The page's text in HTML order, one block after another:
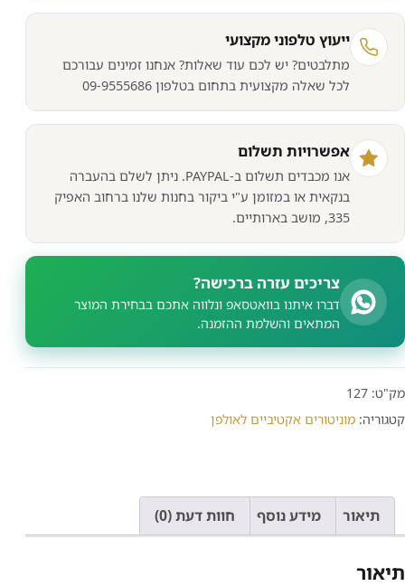
COMPACT
ייעוץ טלפוני מקצועי
מתלבטים? יש לכם עוד שאלות? אנחנו זמינים עבורכם
לכל שאלה מקצועית בתחום בטלפון 09-9555686
אפשרויות תשלום
אנו מכבדים תשלום ב-PAYPAL. ניתן לשלם בהעברה
בנקאית או במזומן ע"י ביקור בחנות שלנו ברחוב האפיק
335, מושב בארותיים.
צריכים עזרה ברכישה?
דברו איתנו בוואטסאפ ונלווה אתכם בבחירת המוצר
המתאים והשלמת ההזמנה.
מק"ט: 127
קטגוריה: מוניטורים אקטיביים לאולפן
תיאור מידע נוסף חוות דעת (0)
תיאור